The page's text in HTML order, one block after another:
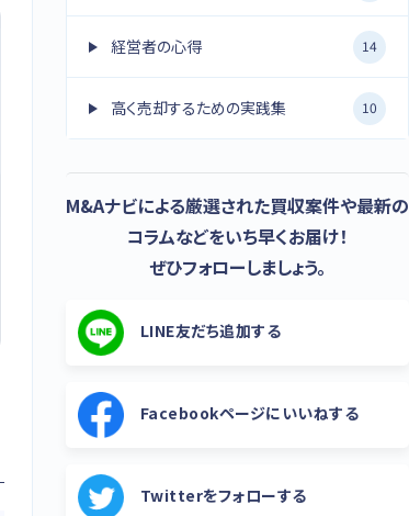
経営者の心得 14
高く売却するための実践集 10
M&Aナビによる厳選された買収案件や最新の
コラムなどをいち早くお届け！
ぜひフォローしましょう。
LINE友だち追加する
Facebookページにいいねする
Twitterをフォローする